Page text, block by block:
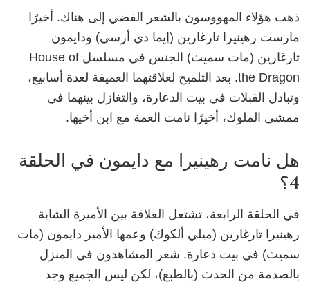
ذهب هؤلاء المهووسون بالشعر الفضي إلى هناك. أخيرًا
مارست رهينيرا تارغارين (إيما دي أرسي) ودايمون
تارغارين (مات سميث) الجنس في مسلسل House of
the Dragon. بعد التلميح لعلاقتهما العميقة لعدة أسابيع،
وتبادل القبلات في بيت الدعارة، والتغازل بينهما في
ممشى الملوك، أخيرًا نامت العمة مع ابن أخيها.
هل نامت رهينيرا مع دايمون في الحلقة
4؟
في الحلقة الرابعة، تشتعل العلاقة بين الأميرة الشابة
رهينيرا تارغارين (ميلي ألكوك) وعمها الأمير دايمون (مات
سميث) في بيت دعارة. شعر المشاهدون في المنزل
بالصدمة من الحدث (بالطبع)، لكن ليس الجميع وجد